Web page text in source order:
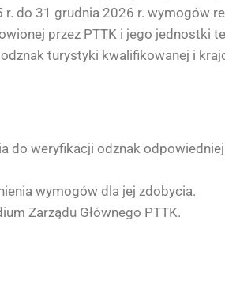
do 31 grudnia 2026 r. wymogów
przez PTTK i jego jednostki
turystyki kwalifikowanej i
do weryfikacji odznak
wymogów dla jej zdobycia.
Zarządu Głównego PTTK.